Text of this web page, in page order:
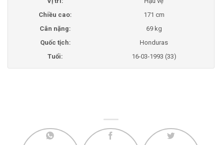
Chiều cao:
171 cm
Cân nặng:
69 kg
Quốc tịch:
Honduras
Tuổi:
16-03-1993 (33)